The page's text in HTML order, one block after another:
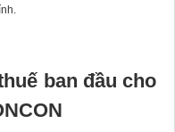
ban đầu cho